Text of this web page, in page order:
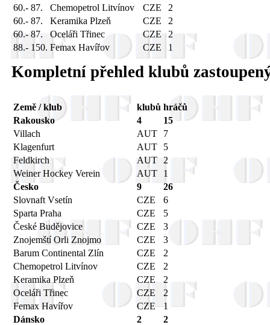
60.- 87.
Chemopetrol Litvínov CZE
2
60.- 87.
Keramika Plzeň CZE
2
60.- 87.
Oceláři Třinec CZE
2
88.- 150. Femax Havířov CZE 1
Kompletní přehled klubů
Země / klub klubů hráčů
Rakousko
4
15
Villach
AUT
7
Klagenfurt
AUT
5
Feldkirch
AUT 2
Weiner Hockey Verein
AUT
1
Česko
9
26
Slovnaft Vsetín
CZE
6
Sparta Praha
CZE
5
České Budějovice
CZE
3
Znojemští Orli Znojmo
CZE
3
Barum Continental Zlín
CZE
2
Chemopetrol Litvínov
CZE
2
Keramika Plzeň
CZE
2
Oceláři Třinec
CZE
2
Femax Havířov
CZE 1
Dánsko
2
2